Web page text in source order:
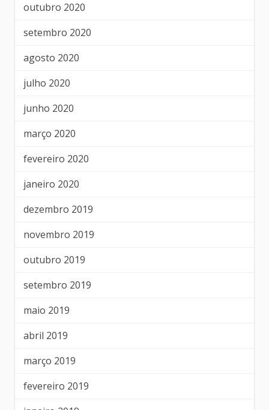
outubro 2020
setembro 2020
agosto 2020
julho 2020
junho 2020
março 2020
fevereiro 2020
janeiro 2020
dezembro 2019
novembro 2019
outubro 2019
setembro 2019
maio 2019
abril 2019
março 2019
fevereiro 2019